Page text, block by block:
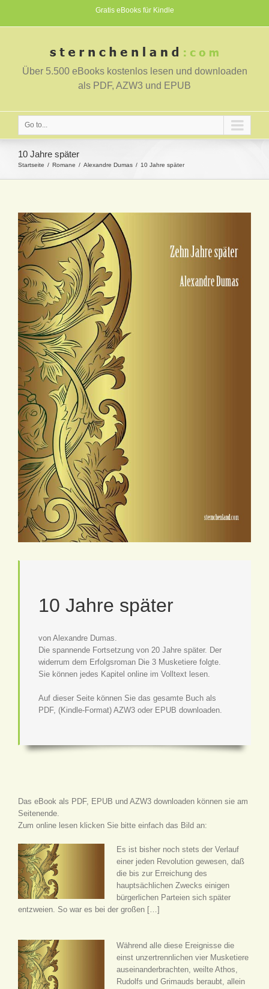
Gratis eBooks für Kindle
Über 5.500 eBooks kostenlos lesen und downloaden
als PDF, AZW3 und EPUB
Go to...
10 Jahre später
Startseite Romane Alexandre Dumas 10 Jahre später
10 Jahre später
von Alexandre Dumas.
Die spannende Fortsetzung von 20 Jahre später. Der
widerrum dem Erfolgsroman Die 3 Musketiere folgte.
Sie können jedes Kapitel online im Volltext lesen.
Auf dieser Seite können Sie das gesamte Buch als
PDF, (Kindle-Format) AZW3 oder EPUB downloaden.
Das eBook als PDF, EPUB und AZW3 downloaden können sie am
Seitenende.
Zum online lesen klicken Sie bitte einfach das Bild an:
Es ist bisher noch stets der Verlauf
einer jeden Revolution gewesen, daß
die bis zur Erreichung des
hauptsächlichen Zwecks einigen
bürgerlichen Parteien sich später
entzweien. So war es bei der großen […]
Während alle diese Ereignisse die
einst unzertrennlichen vier Musketiere
auseinanderbrachten, weilte Athos,
Rudolfs und Grimauds beraubt, allein